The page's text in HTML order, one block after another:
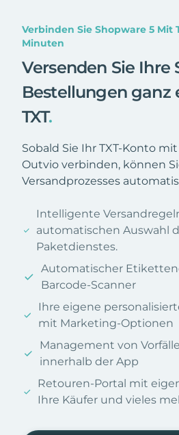
Verbinden Sie Shopware 5 Mit
Minuten
Versenden Sie Ihre
Bestellungen ganz
TXT.
Sobald Sie Ihr TXT-Konto
Outvio verbinden, können
Versandprozesses
Intelligente
automatischen Auswahl
Paketdienstes.
Automatischer
Barcode-Scanner
Ihre eigene
mit Marketing-Optionen
Management von
innerhalb der App
Retouren-Portal mit
Ihre Käufer und vieles